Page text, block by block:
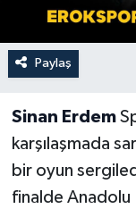
Paylaş
Sinan Erdem
karşılaşmada
bir oyun
finalde Anadolu